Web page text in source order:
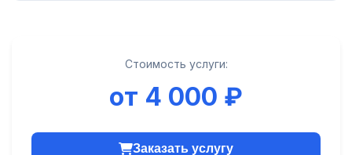
Стоимость услуги:
от 4 000 ₽
Заказать услугу